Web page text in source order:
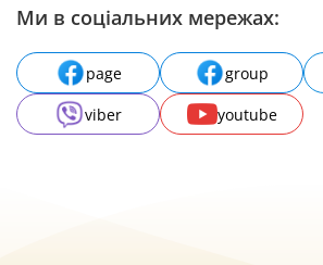
Ми в соціальних мережах:
page group
viber
youtube